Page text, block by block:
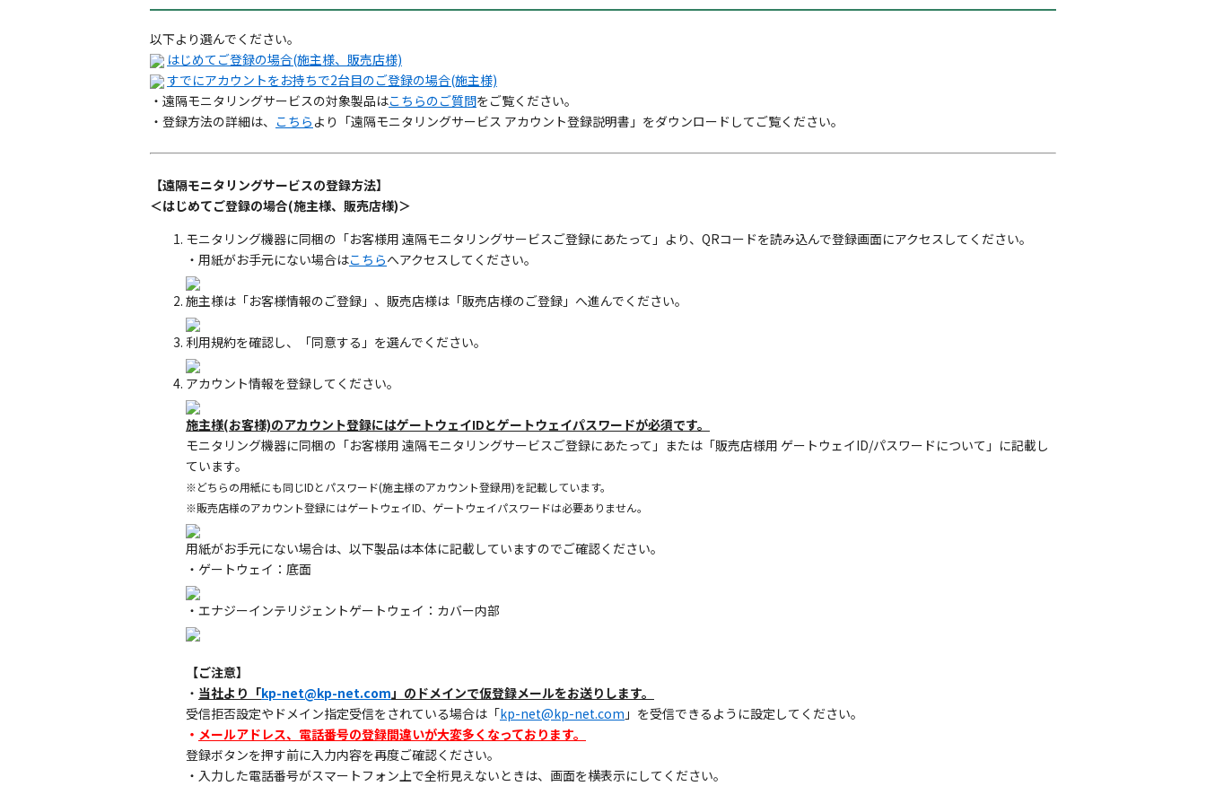
以下より選んでください。
はじめてご登録の場合(施主様、販売店様)
すでにアカウントをお持ちで2台目のご登録の場合(施主様)
・遠隔モニタリングサービスの対象製品はこちらのご質問をご覧ください。
・登録方法の詳細は、 こちら より「遠隔モニタリングサービス アカウント登録説明書」をダウンロードしてご覧ください。
【遠隔モニタリングサービスの登録方法】
＜はじめてご登録の場合(施主様、販売店様)＞
モニタリング機器に同梱の「お客様用 遠隔モニタリングサービスご登録にあたって」より、QRコードを読み込んで登録画面にアクセスしてください。
・用紙がお手元にない場合はこちらへアクセスしてください。
施主様は「お客様情報のご登録」、販売店様は「販売店様のご登録」へ進んでください。
利用規約を確認し、「同意する」を選んでください。
アカウント情報を登録してください。
施主様(お客様)のアカウント登録にはゲートウェイIDとゲートウェイパスワードが必須です。
モニタリング機器に同梱の「お客様用 遠隔モニタリングサービスご登録にあたって」または「販売店様用 ゲートウェイID/パスワードについて」に記載し
ています。
※どちらの用紙にも同じIDとパスワード(施主様のアカウント登録用)を記載しています。
※販売店様のアカウント登録にはゲートウェイID、ゲートウェイパスワードは必要ありません。
用紙がお手元にない場合は、以下製品は本体に記載していますのでご確認ください。
・ゲートウェイ：底面
・エナジーインテリジェントゲートウェイ：カバー内部
【ご注意】
・ 当社より「kp-net@kp-net.com」のドメインで仮登録メールをお送りします。
受信拒否設定やドメイン指定受信をされている場合は「kp-net@kp-net.com 」を受信できるように設定してください。
・ メールアドレス、電話番号の登録間違いが大変多くなっております。
登録ボタンを押す前に入力内容を再度ご確認ください。
・入力した電話番号がスマートフォン上で全桁見えないときは、画面を横表示にしてください。